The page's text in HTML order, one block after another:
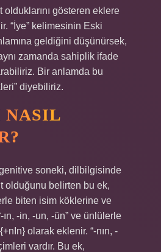
olduklarını gösteren eklere
“İye” kelimesinin Eski
geldiğini düşünürsek,
zamanda sahiplik ifade
Bir anlamda bu
diyebiliriz.
soneki, dilbilgisinde
olduğunu belirten bu ek,
biten isim köklerine ve
-in, -un, -ün” ve ünlülerle
olarak eklenir. “-nın, -
vardır. Bu ek,